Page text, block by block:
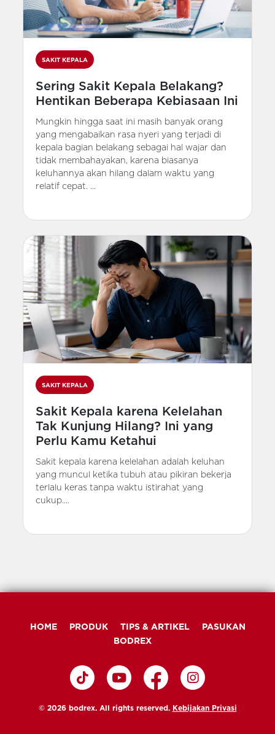
SAKIT KEPALA
Sering Sakit Kepala Belakang?
Hentikan Beberapa Kebiasaan Ini
Mungkin hingga saat ini masih banyak orang
yang mengabaikan rasa nyeri yang terjadi di
kepala bagian belakang sebagai hal wajar dan
tidak membahayakan, karena biasanya
keluhannya akan hilang dalam waktu yang
relatif cepat. ...
SAKIT KEPALA
Sakit Kepala karena Kelelahan
Tak Kunjung Hilang? Ini yang
Perlu Kamu Ketahui
Sakit kepala karena kelelahan adalah keluhan
yang muncul ketika tubuh atau pikiran bekerja
terlalu keras tanpa waktu istirahat yang
cukup....
HOME PRODUK TIPS & ARTIKEL
PASUKAN
BODREX
© 2026 bodrex. All rights reserved. Kebijakan Privasi